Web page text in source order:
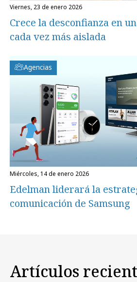
viernes, 23 de enero 2026
Crece la desconfianza en
cada vez más aislada
Agencias
miércoles, 14 de enero 2026
Edelman liderará la
comunicación de Samsung
Artículos